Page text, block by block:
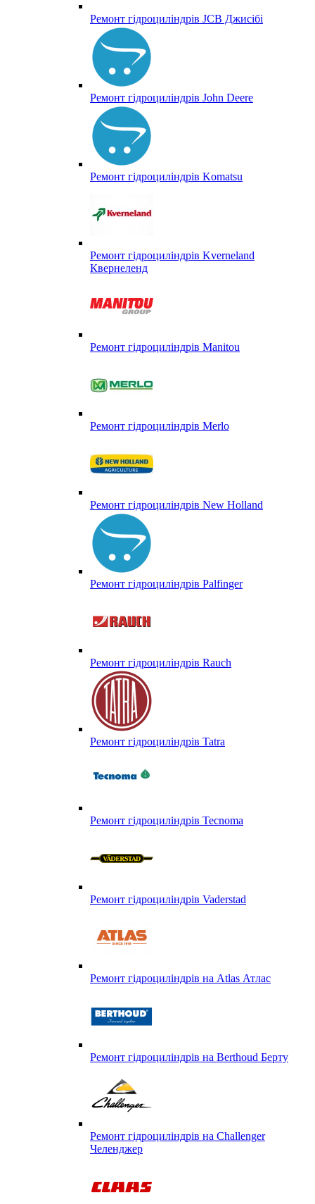
Ремонт гідроциліндрів JCB Джисібі
Ремонт гідроциліндрів John Deere
Ремонт гідроциліндрів Komatsu
Ремонт гідроциліндрів Kverneland
Квернеленд
Ремонт гідроциліндрів Manitou
Ремонт гідроциліндрів Merlo
Ремонт гідроциліндрів New Holland
Ремонт гідроциліндрів Palfinger
Ремонт гідроциліндрів Rauch
Ремонт гідроциліндрів Tatra
Ремонт гідроциліндрів Tecnoma
Ремонт гідроциліндрів Vaderstad
Ремонт гідроциліндрів на Atlas Атлас
Ремонт гідроциліндрів на Berthoud Берту
Ремонт гідроциліндрів на Challenger
Челенджер